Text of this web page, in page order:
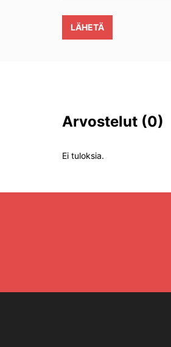
LÄHETÄ
Arvostelut (0)
Ei tuloksia.